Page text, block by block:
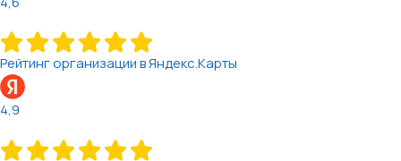
Рейтинг организации в Яндекс.Карты
4,9